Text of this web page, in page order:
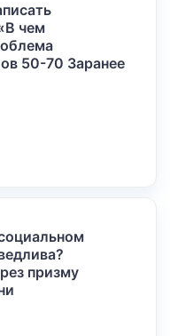
чем
50-70 Заранее
призму